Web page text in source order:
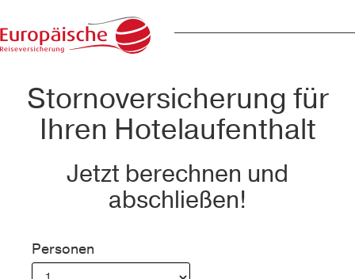
Stornoversicherung für
Ihren Hotelaufenthalt
Jetzt berechnen und
abschließen!
Personen